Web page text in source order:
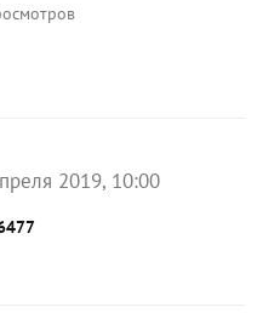
2019, 10:00